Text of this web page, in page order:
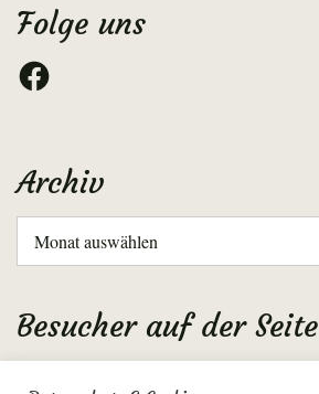
Folge uns
Facebook
Archiv
Archiv
Besucher auf der Seite